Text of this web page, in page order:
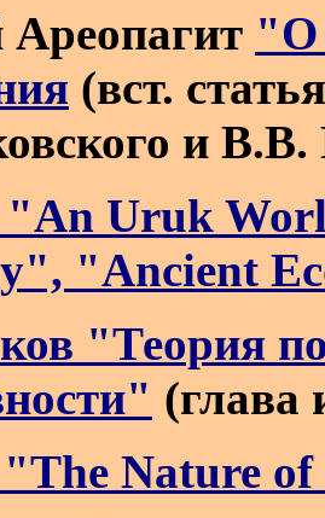
"О
(вст.
и В.В.
Uruk
"Ancient
"Теория
(глава
Nature